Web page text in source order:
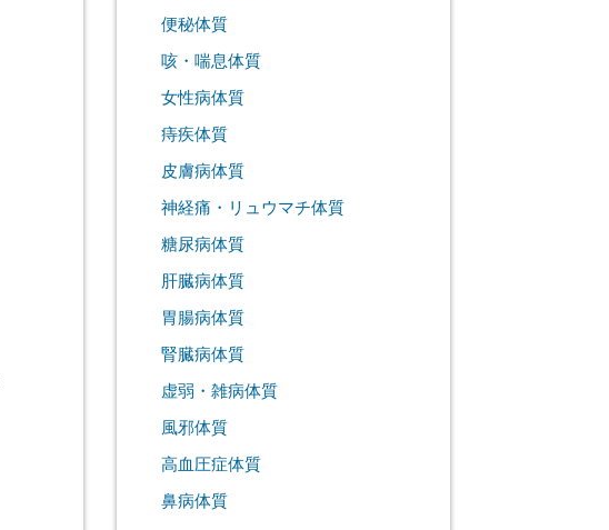
便秘体質
咳・喘息体質
女性病体質
痔疾体質
皮膚病体質
神経痛・リュウマチ体質
糖尿病体質
肝臓病体質
胃腸病体質
腎臓病体質
虚弱・雑病体質
風邪体質
高血圧症体質
鼻病体質